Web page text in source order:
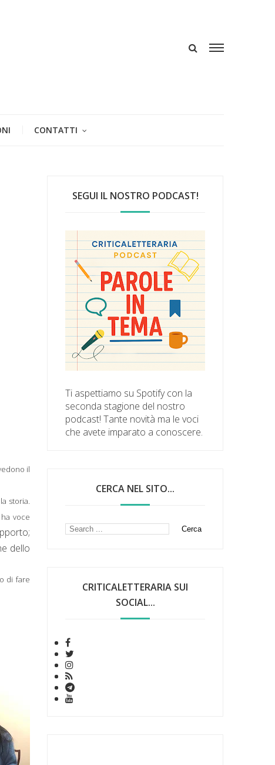
CONTATTI
il
storia.
voce
dello
di fare
SEGUI IL NOSTRO PODCAST!
Ti aspettiamo su Spotify con la
seconda stagione del nostro
podcast! Tante novità ma le voci
che avete imparato a conoscere.
CERCA NEL SITO...
CRITICALETTERARIA SUI
SOCIAL...